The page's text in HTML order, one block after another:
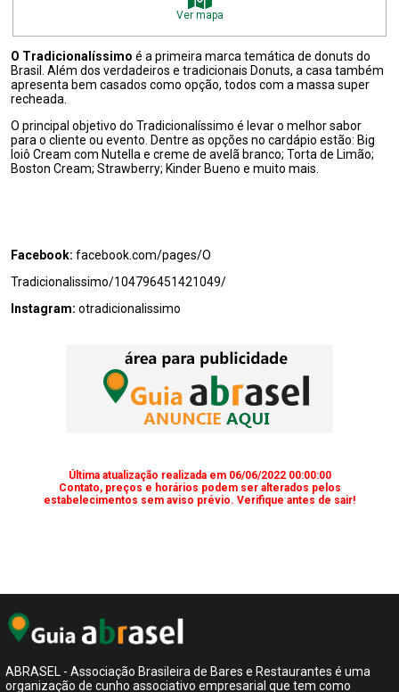
Ver mapa
O Tradicionalíssimo é a primeira marca temática de donuts do
Brasil. Além dos verdadeiros e tradicionais Donuts, a casa também
apresenta bem casados como opção, todos com a massa super
recheada.
O principal objetivo do Tradicionalíssimo é levar o melhor sabor
para o cliente ou evento. Dentre as opções no cardápio estão: Big
Ioiô Cream com Nutella e creme de avelã branco; Torta de Limão;
Boston Cream; Strawberry; Kinder Bueno e muito mais.
Facebook: facebook.com/pages/O
Tradicionalissimo/104796451421049/
Instagram: otradicionalissimo
Última atualização realizada em 06/06/2022 00:00:00
Contato, preços e horários podem ser alterados pelos
estabelecimentos sem aviso prévio. Verifique antes de sair!
ABRASEL - Associação Brasileira de Bares e Restaurantes é uma
organização de cunho associativo empresarial que tem como